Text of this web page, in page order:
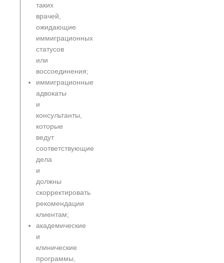
таких
врачей,
ожидающие
иммиграционных
статусов
или
воссоединения;
иммиграционные
адвокаты
и
консультанты,
которые
ведут
соответствующие
дела
и
должны
скорректировать
рекомендации
клиентам;
академические
и
клинические
программы,